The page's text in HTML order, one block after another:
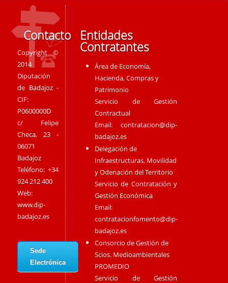
Contacto
Copyright ©
2014
Diputación
de Badajoz -
CIF:
P0600000D
c/ Felipe
Checa, 23 -
06071
Badajoz
Teléfono: +34
924 212 400
Web:
www.dip-
badajoz.es
Sede
Electrónica
Entidades
Contratantes
Área de Economía,
Hacienda, Compras y
Patrimonio
Servicio de Gestión
Contractual
Email:contratacion@dip-
badajoz.es
Delegación de
Infraestructuras, Movilidad
y Odenación del Territorio
Servicio de Contratación y
Gestión Económica
Email:
contratacionfomento@dip-
badajoz.es
Consorcio de Gestión de
Scios. Medioambientales
PROMEDIO
Servicio de Gestión